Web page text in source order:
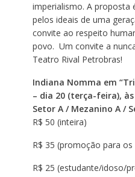
imperialismo. A proposta
pelos ideais de uma
convite ao respeito
povo. Um convite a
Teatro Rival Petrobras!
Indiana Nomma em
– dia 20 (terça-feira), às
Setor A / Mezanino A /
R$ 50 (inteira)
R$ 35 (promoção para
R$ 25 (estudante/idoso/